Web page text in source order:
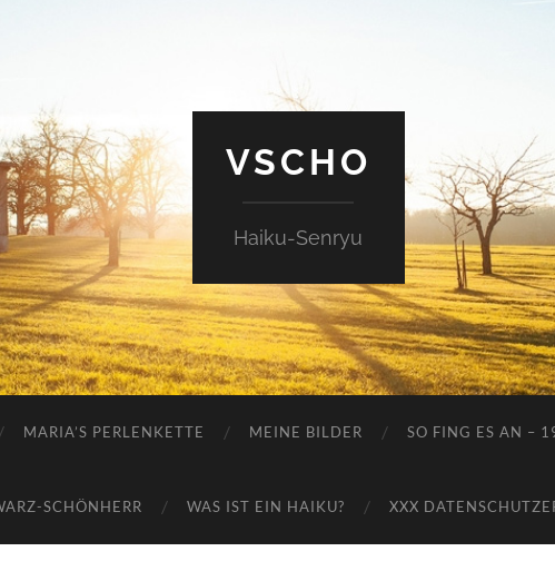
VSCHO
Haiku-Senryu
MARIA’S PERLENKETTE MEINE BILDER SO FING ES AN –
SCHÖNHERR WAS IST EIN HAIKU? XXX